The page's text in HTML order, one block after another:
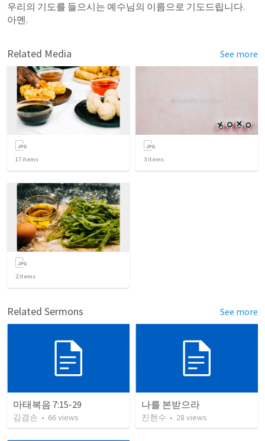
우리의 기도를 들으시는 예수님의 이름으로 기도드립니다.
아멘.
Related Media See more
17 items 3 items
2items
Related Sermons See more
마태복음 7:15-29
김겸손 • 66views
나를 본받으라
진현수 • 28 views